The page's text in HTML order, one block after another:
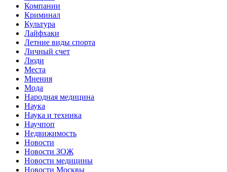
Компании
Криминал
Культура
Лайфхаки
Летние виды спорта
Личный счет
Люди
Места
Мнения
Мода
Народная медицина
Наука
Наука и техника
Научпоп
Недвижимость
Новости
Новости ЗОЖ
Новости медицины
Новости Москвы